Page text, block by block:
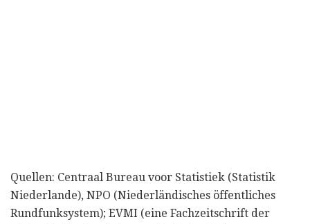
Quellen: Centraal Bureau voor Statistiek (Statistik
Niederlande), NPO (Niederländisches öffentliches
Rundfunksystem); EVMI (eine Fachzeitschrift der